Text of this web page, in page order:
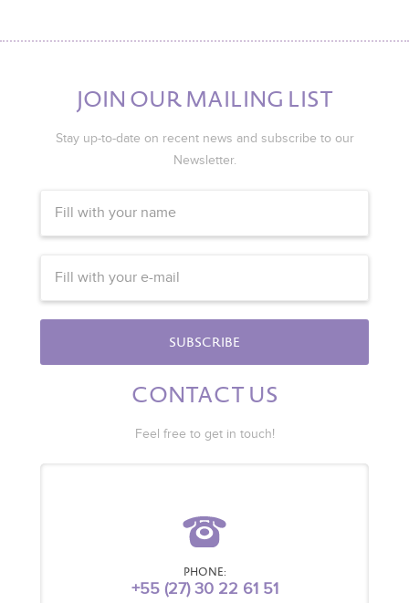
JOIN OUR MAILING LIST
Stay up-to-date on recent news and subscribe to our
Newsletter.
SUBSCRIBE
CONTACT US
Feel free to get in touch!
PHONE:
+55 (27) 30 22 61 51